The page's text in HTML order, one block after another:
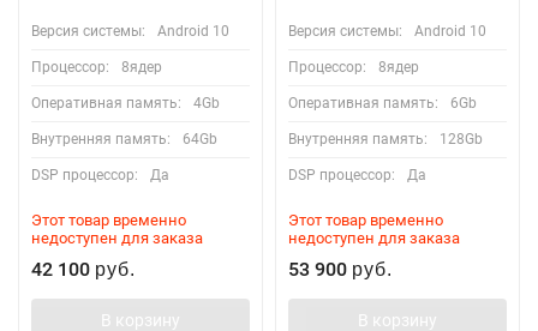
Версия системы: Android 10
Процессор: 8ядер
Оперативная память: 4Gb
Внутренняя память: 64Gb
DSP процессор: Да
Этот товар временно
недоступен для заказа
42 100 руб.
В корзину
Версия системы: Android 10
Процессор: 8ядер
Оперативная память: 6Gb
Внутренняя память: 128Gb
DSP процессор: Да
Этот товар временно
недоступен для заказа
53 900 руб.
В корзину